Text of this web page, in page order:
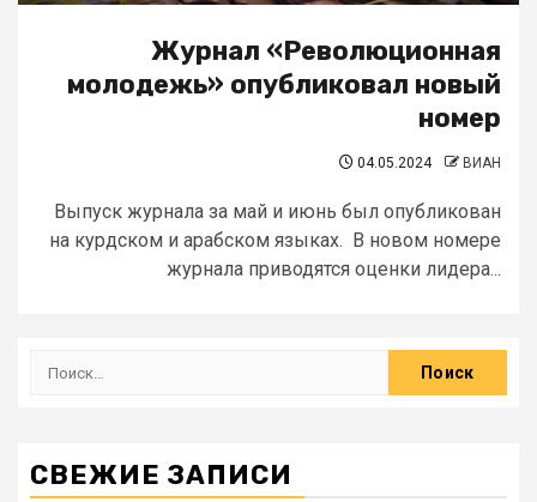
Журнал «Революционная
молодежь» опубликовал новый
номер
04.05.2024 ВИАН
Выпуск журнала за май и июнь был опубликован
на курдском и арабском языках. В новом номере
журнала приводятся оценки лидера...
СВЕЖИЕ ЗАПИСИ